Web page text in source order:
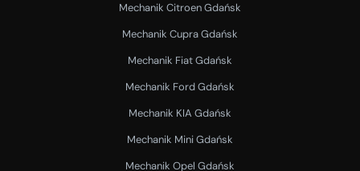
Mechanik Citroen Gdańsk
Mechanik Cupra Gdańsk
Mechanik Fiat Gdańsk
Mechanik Ford Gdańsk
Mechanik KIA Gdańsk
Mechanik Mini Gdańsk
Mechanik Opel Gdańsk